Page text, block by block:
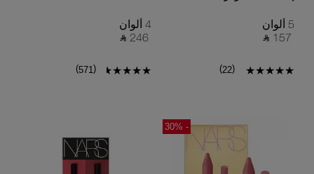
5 ألوان
‎ ⃁ 157 ‎
(
22
)
4 ألوان
‎ ⃁ 246 ‎
(
571
)
- 30%